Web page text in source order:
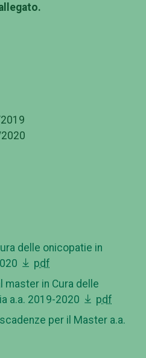
delle onicopatie in
pdf
master in Cura delle
a.a. 2019-2020
pdf
per il Master a.a.